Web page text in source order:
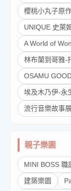
櫻桃小丸子原
UNIQUE 史萊
A World of
林布蘭到哥雅-
OSAMU
埃及木乃伊-永
流行音樂故事
親子樂園
MINI BOSS 職
建築樂園